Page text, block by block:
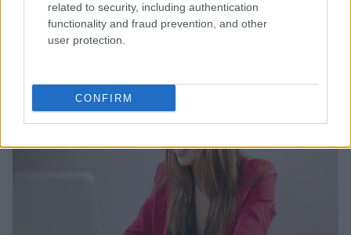
related to security, including authentication
functionality and fraud prevention, and other
user protection.
CONFIRM
Trading intraday: discipline, gestion du risque et performance –
la méthode de Marc-Antoine Adam de Villiers
ECONOMIE